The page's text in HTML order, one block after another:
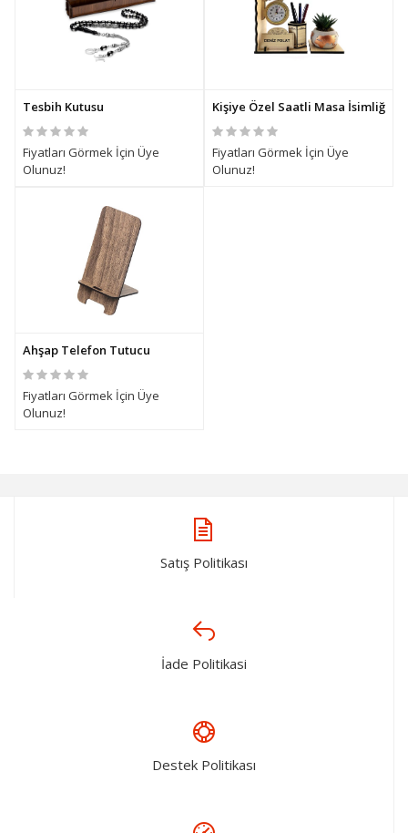
Tesbih Kutusu
Fiyatları Görmek İçin Üye
Olunuz!
Kişiye Özel Saatli Masa İsimliği
Fiyatları Görmek İçin Üye
Olunuz!
Ahşap Telefon Tutucu
Fiyatları Görmek İçin Üye
Olunuz!
Satış Politikası
İade Politikasi
Destek Politikası